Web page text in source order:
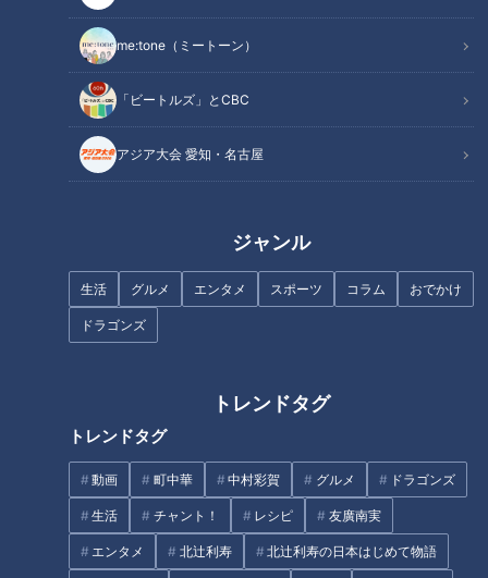
me:tone（ミートーン）
「ビートルズ」とCBC
アジア大会 愛知・名古屋
ジャンル
生活 グルメ エンタメ スポーツ コラム おでかけ
ドラゴンズ
トレンドタグ
トレンドタグ
動画 町中華 中村彩賀 グルメ ドラゴンズ
生活 チャント！ レシピ 友廣南実
エンタメ 北辻利寿 北辻利寿の日本はじめて物語
建物の角に埋め込まれた「しじみばし」の石碑
「大阪はかつて、水運のために造られた川や堀がたくさんあっ
て水の都だった」と言う道マニア。川が多く水運も発達してい
たことから、全国の食材や道具が集まっては流れる「天下の台
所」と呼ばれました。